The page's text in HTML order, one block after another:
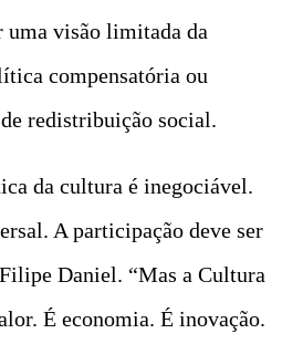
uma visão limitada da
compensatória ou
redistribuição social.
da cultura é inegociável.
A participação deve ser
Daniel. “Mas a Cultura
É economia. É inovação.